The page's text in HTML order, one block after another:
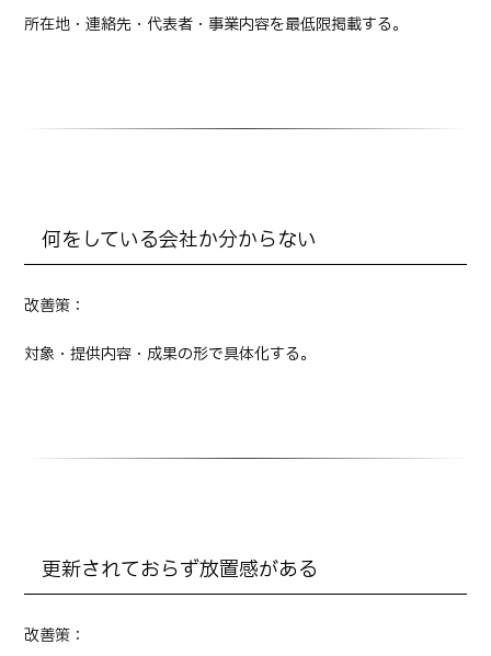
所在地・連絡先・代表者・事業内容を最低限掲載する。
何をしている会社か分からない
改善策：
対象・提供内容・成果の形で具体化する。
更新されておらず放置感がある
改善策：